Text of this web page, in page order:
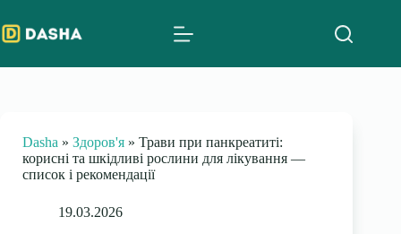
to
content
Dasha » Здоров'я » Трави при панкреатиті:
корисні та шкідливі рослини для лікування —
список і рекомендації
19.03.2026